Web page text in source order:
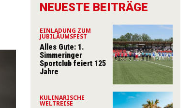
NEUESTE BEITRÄGE
EINLADUNG ZUM
JUBILÄUMSFEST
Alles Gute: 1.
Simmeringer
Sportclub feiert 125
Jahre
KULINARISCHE
WELTREISE